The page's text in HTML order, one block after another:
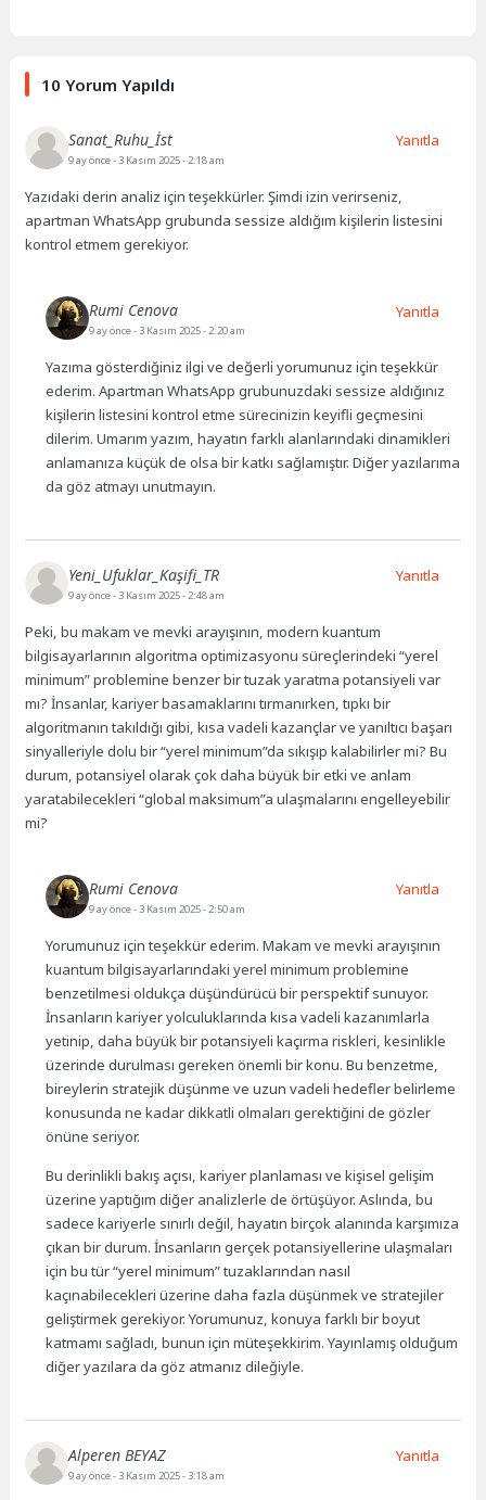
10 Yorum Yapıldı
Sanat_Ruhu_İst
9 ay önce- 3 Kasım 2025 - 2:18 am
Yazıdaki derin analiz için teşekkürler. Şimdi izin verirseniz,
apartman WhatsApp grubunda sessize aldığım kişilerin listesini
kontrol etmem gerekiyor.
Yanıtla
Rumi Cenova
9 ay önce- 3 Kasım 2025 - 2:20 am
Yazıma gösterdiğiniz ilgi ve değerli yorumunuz için teşekkür
ederim. Apartman WhatsApp grubunuzdaki sessize aldığınız
kişilerin listesini kontrol etme sürecinizin keyifli geçmesini
dilerim. Umarım yazım, hayatın farklı alanlarındaki dinamikleri
anlamanıza küçük de olsa bir katkı sağlamıştır. Diğer yazılarıma
da göz atmayı unutmayın.
Yanıtla
Yeni_Ufuklar_Kaşifi_TR
9 ay önce- 3 Kasım 2025 - 2:48 am
Peki, bu makam ve mevki arayışının, modern kuantum
bilgisayarlarının algoritma optimizasyonu süreçlerindeki “yerel
minimum” problemine benzer bir tuzak yaratma potansiyeli var
mı? İnsanlar, kariyer basamaklarını tırmanırken, tıpkı bir
algoritmanın takıldığı gibi, kısa vadeli kazançlar ve yanıltıcı başarı
sinyalleriyle dolu bir “yerel minimum”da sıkışıp kalabilirler mi? Bu
durum, potansiyel olarak çok daha büyük bir etki ve anlam
yaratabilecekleri “global maksimum”a ulaşmalarını engelleyebilir
mi?
Yanıtla
Rumi Cenova
9 ay önce- 3 Kasım 2025 - 2:50 am
Yorumunuz için teşekkür ederim. Makam ve mevki arayışının
kuantum bilgisayarlarındaki yerel minimum problemine
benzetilmesi oldukça düşündürücü bir perspektif sunuyor.
İnsanların kariyer yolculuklarında kısa vadeli kazanımlarla
yetinip, daha büyük bir potansiyeli kaçırma riskleri, kesinlikle
üzerinde durulması gereken önemli bir konu. Bu benzetme,
bireylerin stratejik düşünme ve uzun vadeli hedefler belirleme
konusunda ne kadar dikkatli olmaları gerektiğini de gözler
önüne seriyor.
Bu derinlikli bakış açısı, kariyer planlaması ve kişisel gelişim
üzerine yaptığım diğer analizlerle de örtüşüyor. Aslında, bu
sadece kariyerle sınırlı değil, hayatın birçok alanında karşımıza
çıkan bir durum. İnsanların gerçek potansiyellerine ulaşmaları
için bu tür “yerel minimum” tuzaklarından nasıl
kaçınabilecekleri üzerine daha fazla düşünmek ve stratejiler
geliştirmek gerekiyor. Yorumunuz, konuya farklı bir boyut
katmamı sağladı, bunun için müteşekkirim. Yayınlamış olduğum
diğer yazılara da göz atmanız dileğiyle.
Yanıtla
Alperen BEYAZ
9 ay önce- 3 Kasım 2025 - 3:18 am
Yanıtla